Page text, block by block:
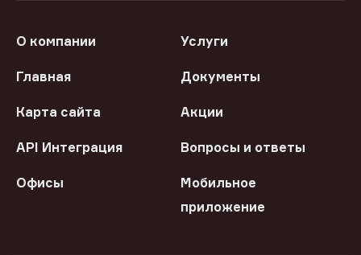
О компании Услуги
Главная Документы
Карта сайта Акции
API Интеграция Вопросы и ответы
Офисы
Мобильное
приложение